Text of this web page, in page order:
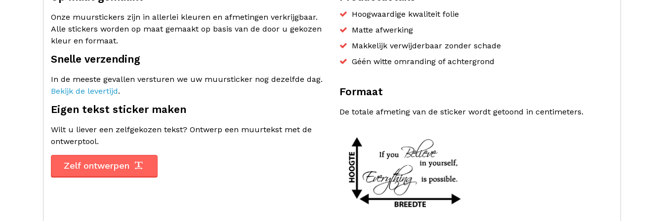
Onze muurstickers zijn in allerlei kleuren en afmetingen verkrijgbaar.
Alle stickers worden op maat gemaakt op basis van de door u gekozen
kleur en formaat.
Snelle verzending
In de meeste gevallen versturen we uw muursticker nog dezelfde dag.
Bekijk de levertijd.
Eigen tekst sticker maken
Wilt u liever een zelfgekozen tekst? Ontwerp een muurtekst met de
ontwerptool.
Zelf ontwerpen
Hoogwaardige kwaliteit folie
Matte afwerking
Makkelijk verwijderbaar zonder schade
Géén witte omranding of achtergrond
Formaat
De totale afmeting van de sticker wordt getoond in centimeters.